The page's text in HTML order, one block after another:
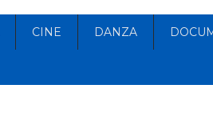
CINE DANZA